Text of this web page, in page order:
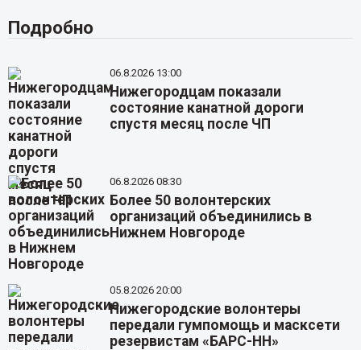
Подробно
06.8.2026 13:00
Нижегородцам показали
состояние канатной дороги
спустя месяц после ЧП
06.8.2026 08:30
Более 50 волонтерских
организаций объединились в
Нижнем Новгороде
05.8.2026 20:00
Нижегородские волонтеры
передали гумпомощь и масксети
резервистам «БАРС-НН»